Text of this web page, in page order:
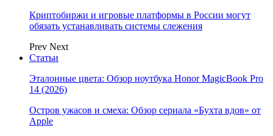
Криптобиржи и игровые платформы в России могут
обязать устанавливать системы слежения
Prev Next
Статьи
Эталонные цвета: Обзор ноутбука Honor MagicBook Pro
14 (2026)
Остров ужасов и смеха: Обзор сериала «Бухта вдов» от
Apple